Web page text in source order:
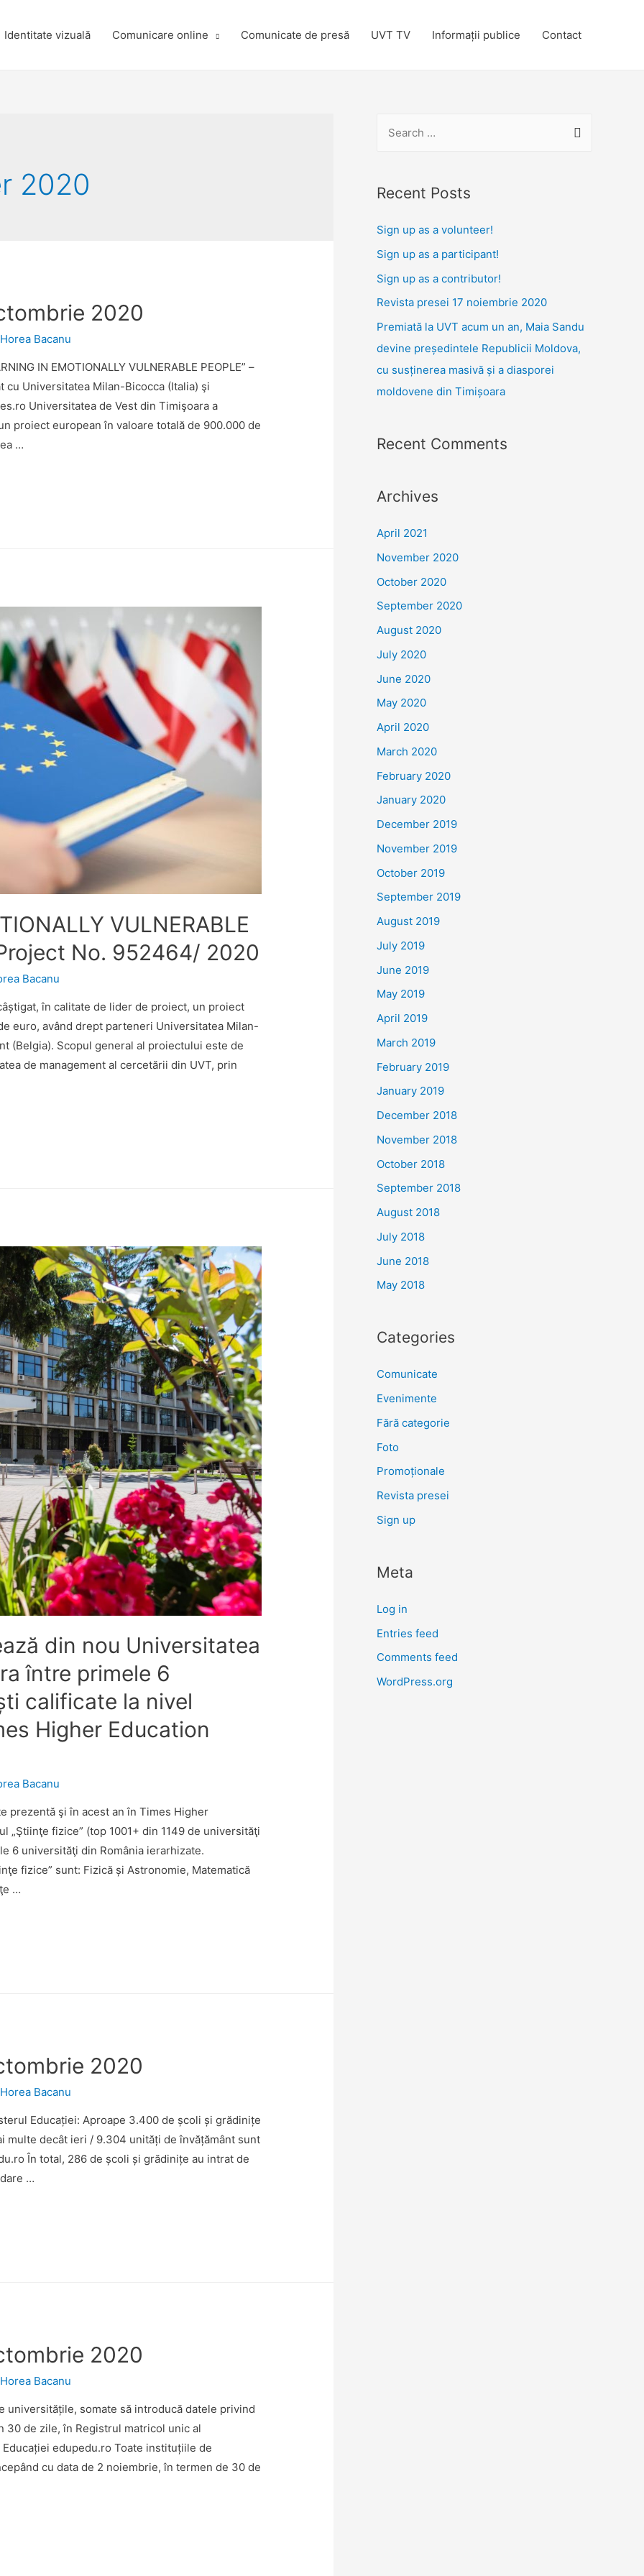
Identitate vizuală Comunicare online Comunicate de presă UVT TV Informații publice Contact
2020
2020
Horea Bacanu
IN EMOTIONALLY VULNERABLE PEOPLE” –
Universitatea Milan-Bicocca (Italia) şi
Universitatea de Vest din Timişoara a
proiect european în valoare totală de 900.000 de
…
VULNERABLE
No. 952464/ 2020
Bacanu
în calitate de lider de proiect, un proiect
euro, având drept parteneri Universitatea Milan-
(Belgia). Scopul general al proiectului este de
de management al cercetării din UVT, prin
din nou Universitatea
între primele 6
calificate la nivel
Higher Education
Bacanu
prezentă şi în acest an în Times Higher
„Ştiinţe fizice” (top 1001+ din 1149 de universităţi
6 universităţi din România ierarhizate.
fizice” sunt: Fizică și Astronomie, Matematică
…
2020
Horea Bacanu
Educației: Aproape 3.400 de școli și grădinițe
multe decât ieri / 9.304 unități de învățământ sunt
În total, 286 de școli și grădinițe au intrat de
…
2020
Horea Bacanu
universitățile, somate să introducă datele privind
30 de zile, în Registrul matricol unic al
edupedu.ro Toate instituțiile de
cu data de 2 noiembrie, în termen de 30 de
r
h
f
o
r
Recent Posts
Sign up as a volunteer!
Sign up as a participant!
Sign up as a contributor!
Revista presei 17 noiembrie 2020
Premiată la UVT acum un an, Maia Sandu
devine președintele Republicii Moldova,
cu susținerea masivă și a diasporei
moldovene din Timișoara
Recent Comments
Archives
April 2021
November 2020
October 2020
September 2020
August 2020
July 2020
June 2020
May 2020
April 2020
March 2020
February 2020
January 2020
December 2019
November 2019
October 2019
September 2019
August 2019
July 2019
June 2019
May 2019
April 2019
March 2019
February 2019
January 2019
December 2018
November 2018
October 2018
September 2018
August 2018
July 2018
June 2018
May 2018
Categories
Comunicate
Evenimente
Fără categorie
Foto
Promoționale
Revista presei
Sign up
Meta
Log in
Entries feed
Comments feed
WordPress.org